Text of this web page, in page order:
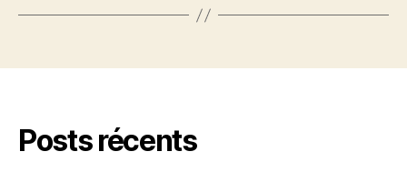
Posts récents